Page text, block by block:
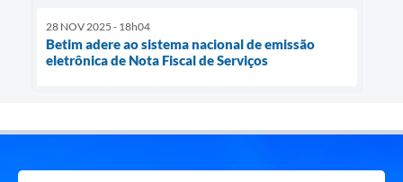
28 NOV 2025 - 18h04
Betim adere ao sistema nacional de emissão
eletrônica de Nota Fiscal de Serviços